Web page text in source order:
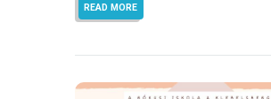
READ MORE